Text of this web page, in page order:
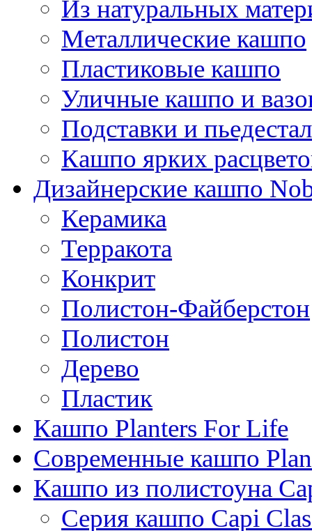
Из натуральных
Металлические кашпо
Пластиковые кашпо
Уличные кашпо и
Подставки и
Кашпо ярких
Дизайнерские кашпо
Керамика
Терракота
Конкрит
Полистон-Файберстон
Полистон
Дерево
Пластик
Кашпо Planters For Life
Современные кашпо
Кашпо из полистоуна
Серия кашпо Capi